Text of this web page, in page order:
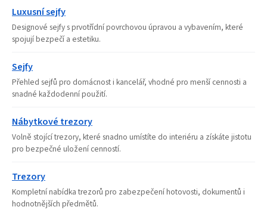
Luxusní sejfy
Designové sejfy s prvotřídní povrchovou úpravou a vybavením, které
spojují bezpečí a estetiku.
Sejfy
Přehled sejfů pro domácnost i kancelář, vhodné pro menší cennosti a
snadné každodenní použití.
Nábytkové trezory
Volně stojící trezory, které snadno umístíte do interiéru a získáte jistotu
pro bezpečné uložení cenností.
Trezory
Kompletní nabídka trezorů pro zabezpečení hotovosti, dokumentů i
hodnotnějších předmětů.